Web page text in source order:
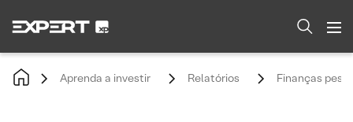
Aprenda a investir Relatórios Finanças